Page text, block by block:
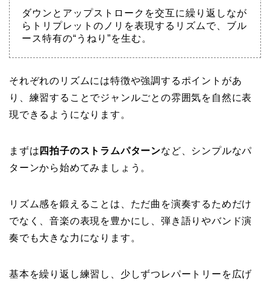
ダウンとアップストロークを交互に繰り返しなが
らトリプレットのノリを表現するリズムで、ブル
ース特有の“うねり”を生む。
それぞれのリズムには特徴や強調するポイントがあ
り、練習することでジャンルごとの雰囲気を自然に表
現できるようになります。
まずは 四拍子のストラムパターンなど、シンプルなパ
ターンから始めてみましょう。
リズム感を鍛えることは、ただ曲を演奏するためだけ
でなく、音楽の表現を豊かにし、弾き語りやバンド演
奏でも大きな力になります。
基本を繰り返し練習し、少しずつレパートリーを広げ